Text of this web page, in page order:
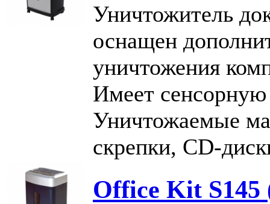
Уничтожитель
оснащен
уничтожения
Имеет сенсорную
Уничтожаемые
скрепки, CD-
Office Kit S145